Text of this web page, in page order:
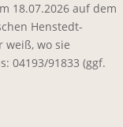
18.07.2026 auf dem
Henstedt-
weiß, wo sie
04193/91833 (ggf.